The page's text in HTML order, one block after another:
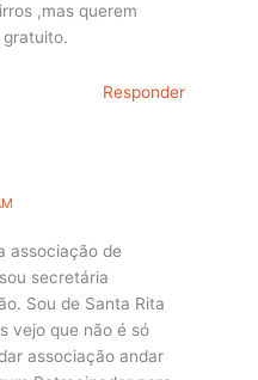
,mas querem
Responder
associação de
secretária
Sou de Santa Rita
vejo que não é só
associação andar